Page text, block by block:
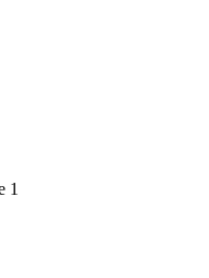
1